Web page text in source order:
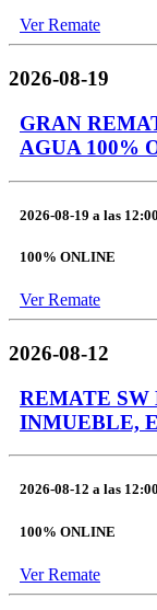
Ver Remate
2026-08-19
GRAN
AGUA 100%
2026-08-19 a las
100% ONLINE
Ver Remate
2026-08-12
REMATE SW
INMUEBLE,
2026-08-12 a las
100% ONLINE
Ver Remate